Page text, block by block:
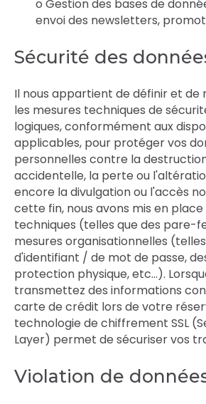
o Gestion des bases de
envoi des newsletters,
Sécurité des
Il nous appartient de définir et
les mesures techniques de
logiques, conformément aux
applicables, pour protéger vos
personnelles contre la
accidentelle, la perte ou
encore la divulgation ou l'accès
cette fin, nous avons mis en
techniques (telles que des pare-
mesures organisationnelles
d'identifiant / de mot de passe,
protection physique, etc…).
transmettez des informations
carte de crédit lors de votre
technologie de chiffrement SSL
Layer) permet de sécuriser vos
Violation de